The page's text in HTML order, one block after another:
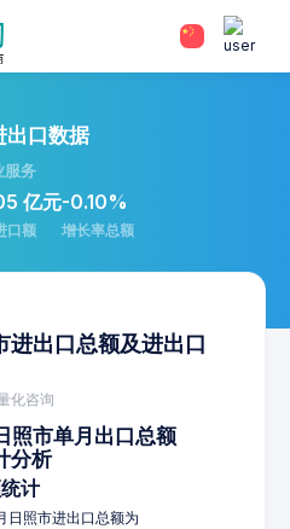
出口数据
服务
亿元
口额
-0.10%
增长率总额
出口总额及进出口
化咨询
照市单月出口总额
分析
计
日照市进出口总额为